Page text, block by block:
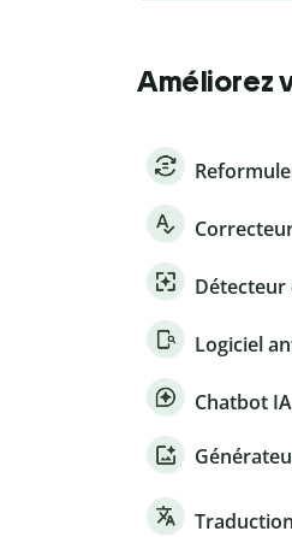
Améliorez
Détecteur
Logiciel
Chatbot IA
Traduction